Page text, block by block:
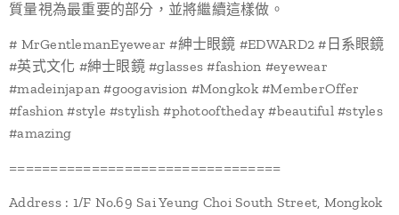
質量視為最重要的部分，並將繼續這樣做。
# MrGentlemanEyewear #紳士眼鏡 #EDWARD2 #日系眼鏡
#英式文化 #紳士眼鏡 #glasses #fashion #eyewear
#madeinjapan #googavision #Mongkok #MemberOffer
#fashion #style #stylish #photooftheday #beautiful #styles
#amazing
=================================
Address : 1/F No.69 Sai Yeung Choi South Street, Mongkok